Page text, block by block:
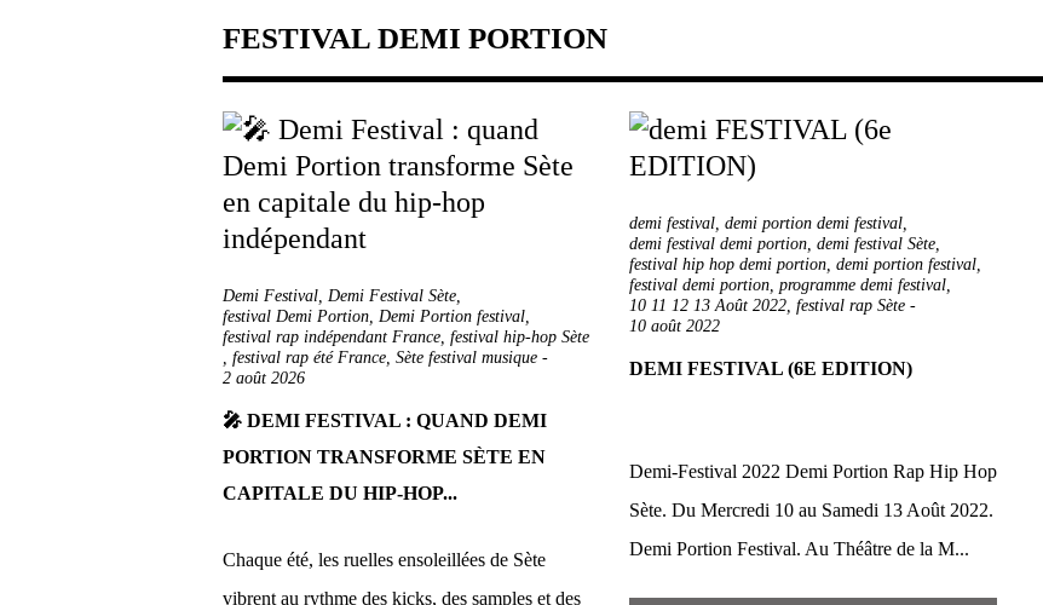
FESTIVAL DEMI PORTION
Demi Festival, Demi Festival Sète,
festival Demi Portion, Demi Portion festival,
festival rap indépendant France, festival hip-hop Sète
, festival rap été France, Sète festival musique -
2 août 2026
🎤 DEMI FESTIVAL : QUAND DEMI
PORTION TRANSFORME SÈTE EN
CAPITALE DU HIP-HOP...
Chaque été, les ruelles ensoleillées de Sète
vibrent au rythme des kicks, des samples et des
demi festival, demi portion demi festival,
demi festival demi portion, demi festival Sète,
festival hip hop demi portion, demi portion festival,
festival demi portion, programme demi festival,
10 11 12 13 Août 2022, festival rap Sète -
10 août 2022
DEMI FESTIVAL (6E EDITION)
Demi-Festival 2022 Demi Portion Rap Hip Hop
Sète. Du Mercredi 10 au Samedi 13 Août 2022.
Demi Portion Festival. Au Théâtre de la M...